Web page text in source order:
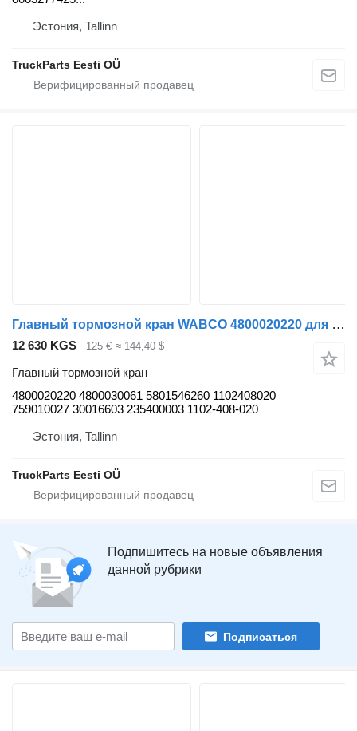
Эстония, Tallinn
TruckParts Eesti OÜ
Главный тормозной кран WABCO 4800020220 для автобуса Solaris Urbino, Alpino, Vacanza (1999-)
12 630 KGS 125 € ≈ 144,40 $
Главный тормозной кран
4800020220 4800030061 5801546260 1102408020
759010027 30016603 235400003 1102-408-020
Эстония, Tallinn
TruckParts Eesti OÜ
Подпишитесь на новые объявления
данной рубрики
Подписаться